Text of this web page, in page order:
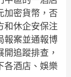
加密貨幣，否
和休企安保注
報案並通報博
追蹤排查，
各酒店、娛樂